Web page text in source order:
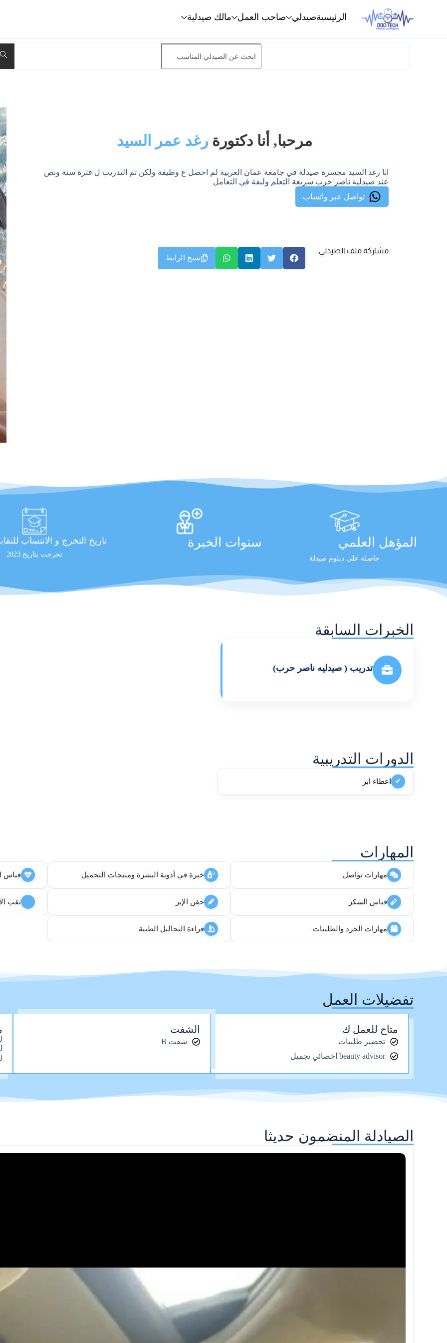
الرئيسيةصيدلي صاحب العمل مالك صيدلية
مرحبا, أنا دكتورة رغد عمر السيد
انا رغد السيد مجسرة صيدلة في جامعة عمان العربية لم احصل ع وظيفة ولكن تم التدريب ل فترة سنة ونص
عند صيدلية ناصر حرب سريعة التعلم ولبقة في التعامل
تواصل عبر واتساب
مشاركة ملف الصيدلي:
نسخ الرابط
المؤهل العلمي
حاصلة على دبلوم صيدلة
سنوات الخبرة تاريخ التخرج و الانتساب
تخرجت بتاريخ 2023
الخبرات السابقة
تدريب ( صيدليه ناصر حرب)
الدورات التدريبية
✔ اعطاء ابر
المهارات
مهارات تواصل خبرة في أدوية البشرة ومنتجات التجميل قياس
قياس السكر حقن الإبر ثقب
مهارات الجرد والطلبيات قراءة التحاليل الطبية
تفضيلات العمل
متاح للعمل ك
تحضير طلبيات
beauty advisor اخصائي تجميل
الشفت
شفت B
الصيادلة المنضمون حديثا